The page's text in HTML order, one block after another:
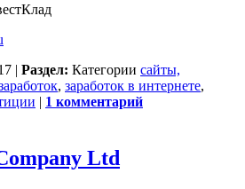
| Раздел: Категории сайты,
, заработок в интернете,
| 1 комментарий
Ltd